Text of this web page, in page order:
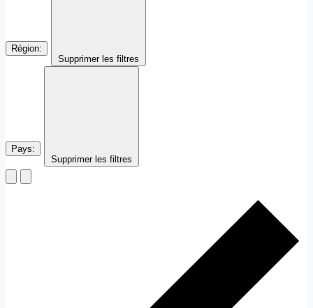
Région:
Supprimer les filtres
Pays:
Supprimer les filtres